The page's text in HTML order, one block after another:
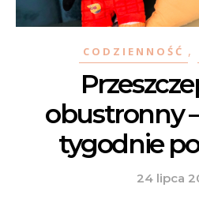
CODZIENNOŚĆ ,
obustronny
tygodnie
24 lipca